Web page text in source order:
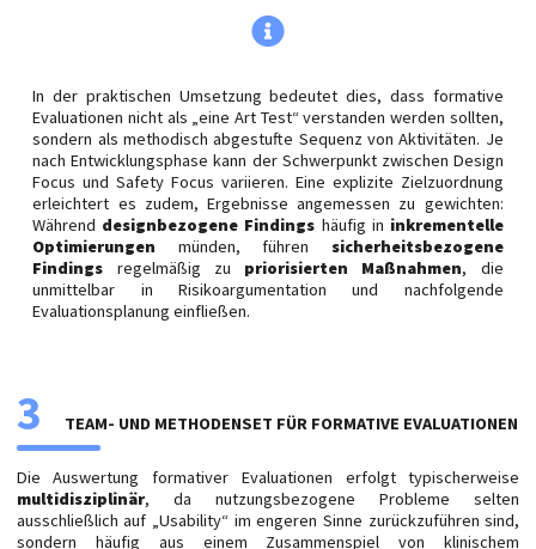
In der praktischen Umsetzung bedeutet dies, dass formative
Evaluationen nicht als „eine Art Test“ verstanden werden sollten,
sondern als methodisch abgestufte Sequenz von Aktivitäten. Je
nach Entwicklungsphase kann der Schwerpunkt zwischen Design
Focus und Safety Focus variieren. Eine explizite Zielzuordnung
erleichtert es zudem, Ergebnisse angemessen zu gewichten:
Während designbezogene Findings häufig in inkrementelle
Optimierungen münden, führen sicherheitsbezogene
Findings regelmäßig zu priorisierten Maßnahmen, die
unmittelbar in Risikoargumentation und nachfolgende
Evaluationsplanung einfließen.
3 TEAM- UND METHODENSET FÜR FORMATIVE EVALUATIONEN
Die Auswertung formativer Evaluationen erfolgt typischerweise
multidisziplinär, da nutzungsbezogene Probleme selten
ausschließlich auf „Usability“ im engeren Sinne zurückzuführen sind,
sondern häufig aus einem Zusammenspiel von klinischem